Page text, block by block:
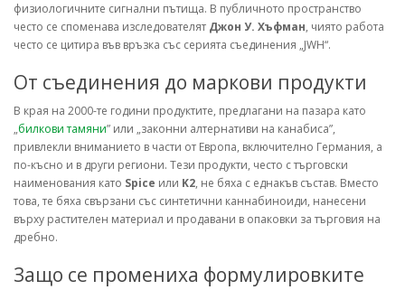
физиологичните сигнални пътища. В публичното пространство
често се споменава изследователят Джон У. Хъфман, чиято работа
често се цитира във връзка със серията съединения „JWH“.
От съединения до маркови продукти
В края на 2000-те години продуктите, предлагани на пазара като
„билкови тамяни” или „законни алтернативи на канабиса”,
привлекли вниманието в части от Европа, включително Германия, а
по-късно и в други региони. Тези продукти, често с търговски
наименования като Spice или K2, не бяха с еднакъв състав. Вместо
това, те бяха свързани със синтетични каннабиноиди, нанесени
върху растителен материал и продавани в опаковки за търговия на
дребно.
Защо се промениха формулировките